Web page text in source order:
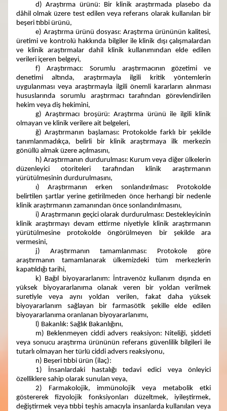
d) Araştırma ürünü: Bir klinik araştırmada plasebo da
dâhil olmak üzere test edilen veya referans olarak kullanılan bir
beşeri tıbbi ürünü,
e) Araştırma ürünü dosyası: Araştırma ürününün kalitesi,
üretimi ve kontrolü hakkında bilgiler ile klinik dışı çalışmalardan
ve klinik araştırmalar dahil klinik kullanımından elde edilen
verileri içeren belgeyi,
f) Araştırmacı: Sorumlu araştırmacının gözetimi ve
denetimi altında, araştırmayla ilgili kritik yöntemlerin
uygulanması veya araştırmayla ilgili önemli kararların alınması
hususlarında sorumlu araştırmacı tarafından görevlendirilen
hekim veya diş hekimini,
g) Araştırmacı broşürü: Araştırma ürünü ile ilgili klinik
olmayan ve klinik verilere ait belgeleri,
ğ) Araştırmanın başlaması: Protokolde farklı bir şekilde
tanımlanmadıkça, belirli bir klinik araştırmaya ilk merkezin
gönüllü almak üzere açılmasını,
h) Araştırmanın durdurulması: Kurum veya diğer ülkelerin
düzenleyici otoriteleri tarafından klinik araştırmanın
yürütülmesinin durdurulmasını,
ı) Araştırmanın erken sonlandırılması: Protokolde
belirtilen şartlar yerine getirilmeden önce herhangi bir nedenle
klinik araştırmanın zamanından önce sonlandırılmasını,
i) Araştırmanın geçici olarak durdurulması: Destekleyicinin
klinik araştırmayı devam ettirme niyetiyle klinik araştırmanın
yürütülmesine protokolde öngörülmeyen bir şekilde ara
vermesini,
j) Araştırmanın tamamlanması: Protokole göre
araştırmanın tamamlanarak ülkemizdeki tüm merkezlerin
kapatıldığı tarihi,
k) Bağıl biyoyararlanım: İntravenöz kullanım dışında en
yüksek biyoyararlanıma olanak veren bir yoldan verilmek
suretiyle veya aynı yoldan verilen, fakat daha yüksek
biyoyararlanım sağlayan bir farmasötik şekille elde edilen
biyoyararlanıma oranlanan biyoyararlanımı,
l) Bakanlık: Sağlık Bakanlığını,
m) Beklenmeyen ciddi advers reaksiyon: Niteliği, şiddeti
veya sonucu araştırma ürününün referans güvenlilik bilgileri ile
tutarlı olmayan her türlü ciddi advers reaksiyonu,
n) Beşeri tıbbi ürün (ilaç):
1) İnsanlardaki hastalığı tedavi edici veya önleyici
özelliklere sahip olarak sunulan veya,
2) Farmakolojik, immünolojik veya metabolik etki
göstererek fizyolojik fonksiyonları düzeltmek, iyileştirmek,
değiştirmek veya tıbbi teşhis amacıyla insanlarda kullanılan veya